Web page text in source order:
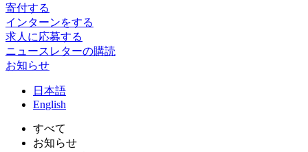
寄付する
インターンをする
求人に応募する
ニュースレターの購読
お知らせ
日 本語
English
すべて
お知らせ